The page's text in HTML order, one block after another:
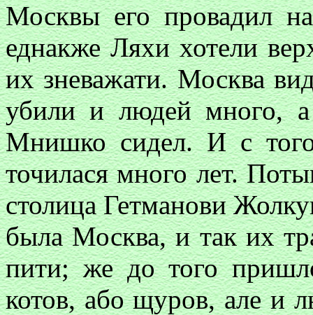
Москвы его провадил
еднакже Ляхи хотели
их зневажати. Москва
убили и людей много,
Мнишко сидел. И с
точилася много лет.
столица Гетманови
была Москва, и так их
пити; же до того
котов, або щуров, але и